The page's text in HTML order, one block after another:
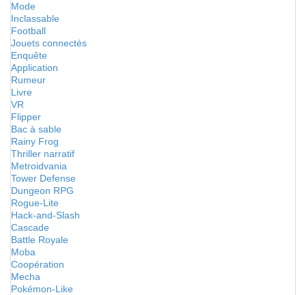
Mode
Inclassable
Football
Jouets connectés
Enquête
Application
Rumeur
Livre
VR
Flipper
Bac à sable
Rainy Frog
Thriller narratif
Metroidvania
Tower Defense
Dungeon RPG
Rogue-Lite
Hack-and-Slash
Cascade
Battle Royale
Moba
Coopération
Mecha
Pokémon-Like